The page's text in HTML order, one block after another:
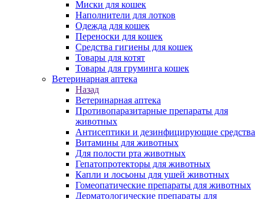
Миски для кошек
Наполнители для лотков
Одежда для кошек
Переноски для кошек
Средства гигиены для кошек
Товары для котят
Товары для груминга кошек
Ветеринарная аптека
Назад
Ветеринарная аптека
Противопаразитарные препараты для
животных
Антисептики и дезинфицирующие средства
Витамины для животных
Для полости рта животных
Гепатопротекторы для животных
Капли и лосьоны для ушей животных
Гомеопатические препараты для животных
Дерматологические препараты для